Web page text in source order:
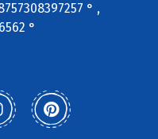
° ,
°